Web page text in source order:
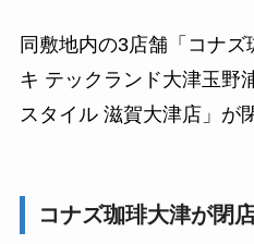
同敷地内の3店舗「コナ
キ テックランド大津玉野
スタイル 滋賀大津店」が
コナズ珈琲大津が閉